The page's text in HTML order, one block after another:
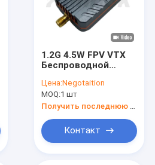
1.2G 4.5W FPV VTX
Беспроводной
16CH Дальнее
передача FPV RC
Дрон
Цена:Negotaition
MOQ:1 шт
Контакт